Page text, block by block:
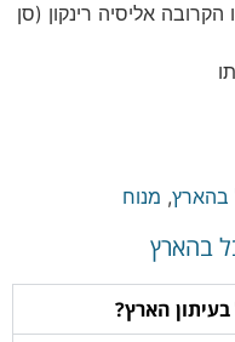
אליסיה רינקון (סן
בהארץ, מנוח
בהארץ
הארץ?